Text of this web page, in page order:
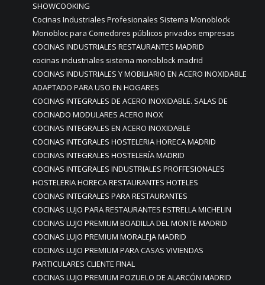
SHOWCOOKING
Cocinas Industriales Profesionales Sistema Monoblock
Monobloc para Comedores públicos privados empresas
COCINAS INDUSTRIALES RESTAURANTES MADRID
cocinas industriales sistema monoblock madrid
COCINAS INDUSTRIALES Y MOBILIARIO EN ACERO INOXIDABLE
ADAPTADO PARA USO EN HOGARES
COCINAS INTEGRALES DE ACERO INOXIDABLE. SALAS DE
COCINADO MODULARES ACERO INOX
COCINAS INTEGRALES EN ACERO INOXIDABLE
COCINAS INTEGRALES HOSTELERIA HORECA MADRID
COCINAS INTEGRALES HOSTELERÍA MADRID
COCINAS INTEGRALES INDUSTRIALES PROFFESIONALES
HOSTELERIA HORECA RESTAURANTES HOTELES
COCINAS INTEGRALES PARA RESTAURANTES
COCINAS LUJO PARA RESTAURANTES ESTRELLA MICHELIN
COCINAS LUJO PREMIUM BOADILLA DEL MONTE MADRID
COCINAS LUJO PREMIUM MORALEJA MADRID
COCINAS LUJO PREMIUM PARA CASAS VIVIENDAS
PARTICULARES CLIENTE FINAL
COCINAS LUJO PREMIUM POZUELO DE ALARCÓN MADRID